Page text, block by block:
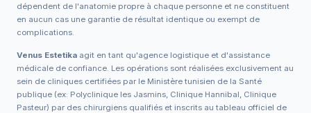
dépendent de l'anatomie propre à chaque personne et ne constituent
en aucun cas une garantie de résultat identique ou exempt de
complications.
Venus Estetika agit en tant qu'agence logistique et d'assistance
médicale de confiance. Les opérations sont réalisées exclusivement au
sein de cliniques certifiées par le Ministère tunisien de la Santé
publique (ex: Polyclinique les Jasmins, Clinique Hannibal, Clinique
Pasteur) par des chirurgiens qualifiés et inscrits au tableau officiel de